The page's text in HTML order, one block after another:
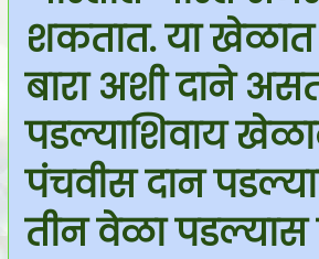
शकतात. या खेळात
बारा अशी दाने
पडल्याशिवाय
पंचवीस दान
तीन वेळा पडल्यास